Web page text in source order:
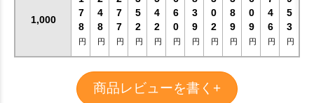
1,000
7
8
円
4
8
円
7
7
円
5
2
円
4
2
円
6
0
円
3
9
円
0
2
円
8
9
円
0
9
円
4
6
円
5
3
円
商品レビューを書く+